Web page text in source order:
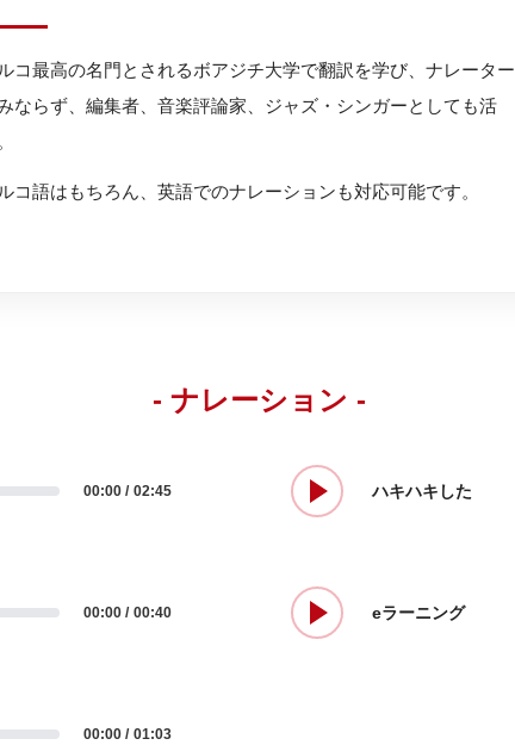
コ最高の名門とされるボアジチ大学で翻訳を学び、ナレーター
ならず、編集者、音楽評論家、ジャズ・シンガーとしても活
コ語はもちろん、英語でのナレーションも対応可能です。
- ナレーション -
00:00 02:45 ハキハキした
00:00 00:40 eラーニング
00:00 01:03